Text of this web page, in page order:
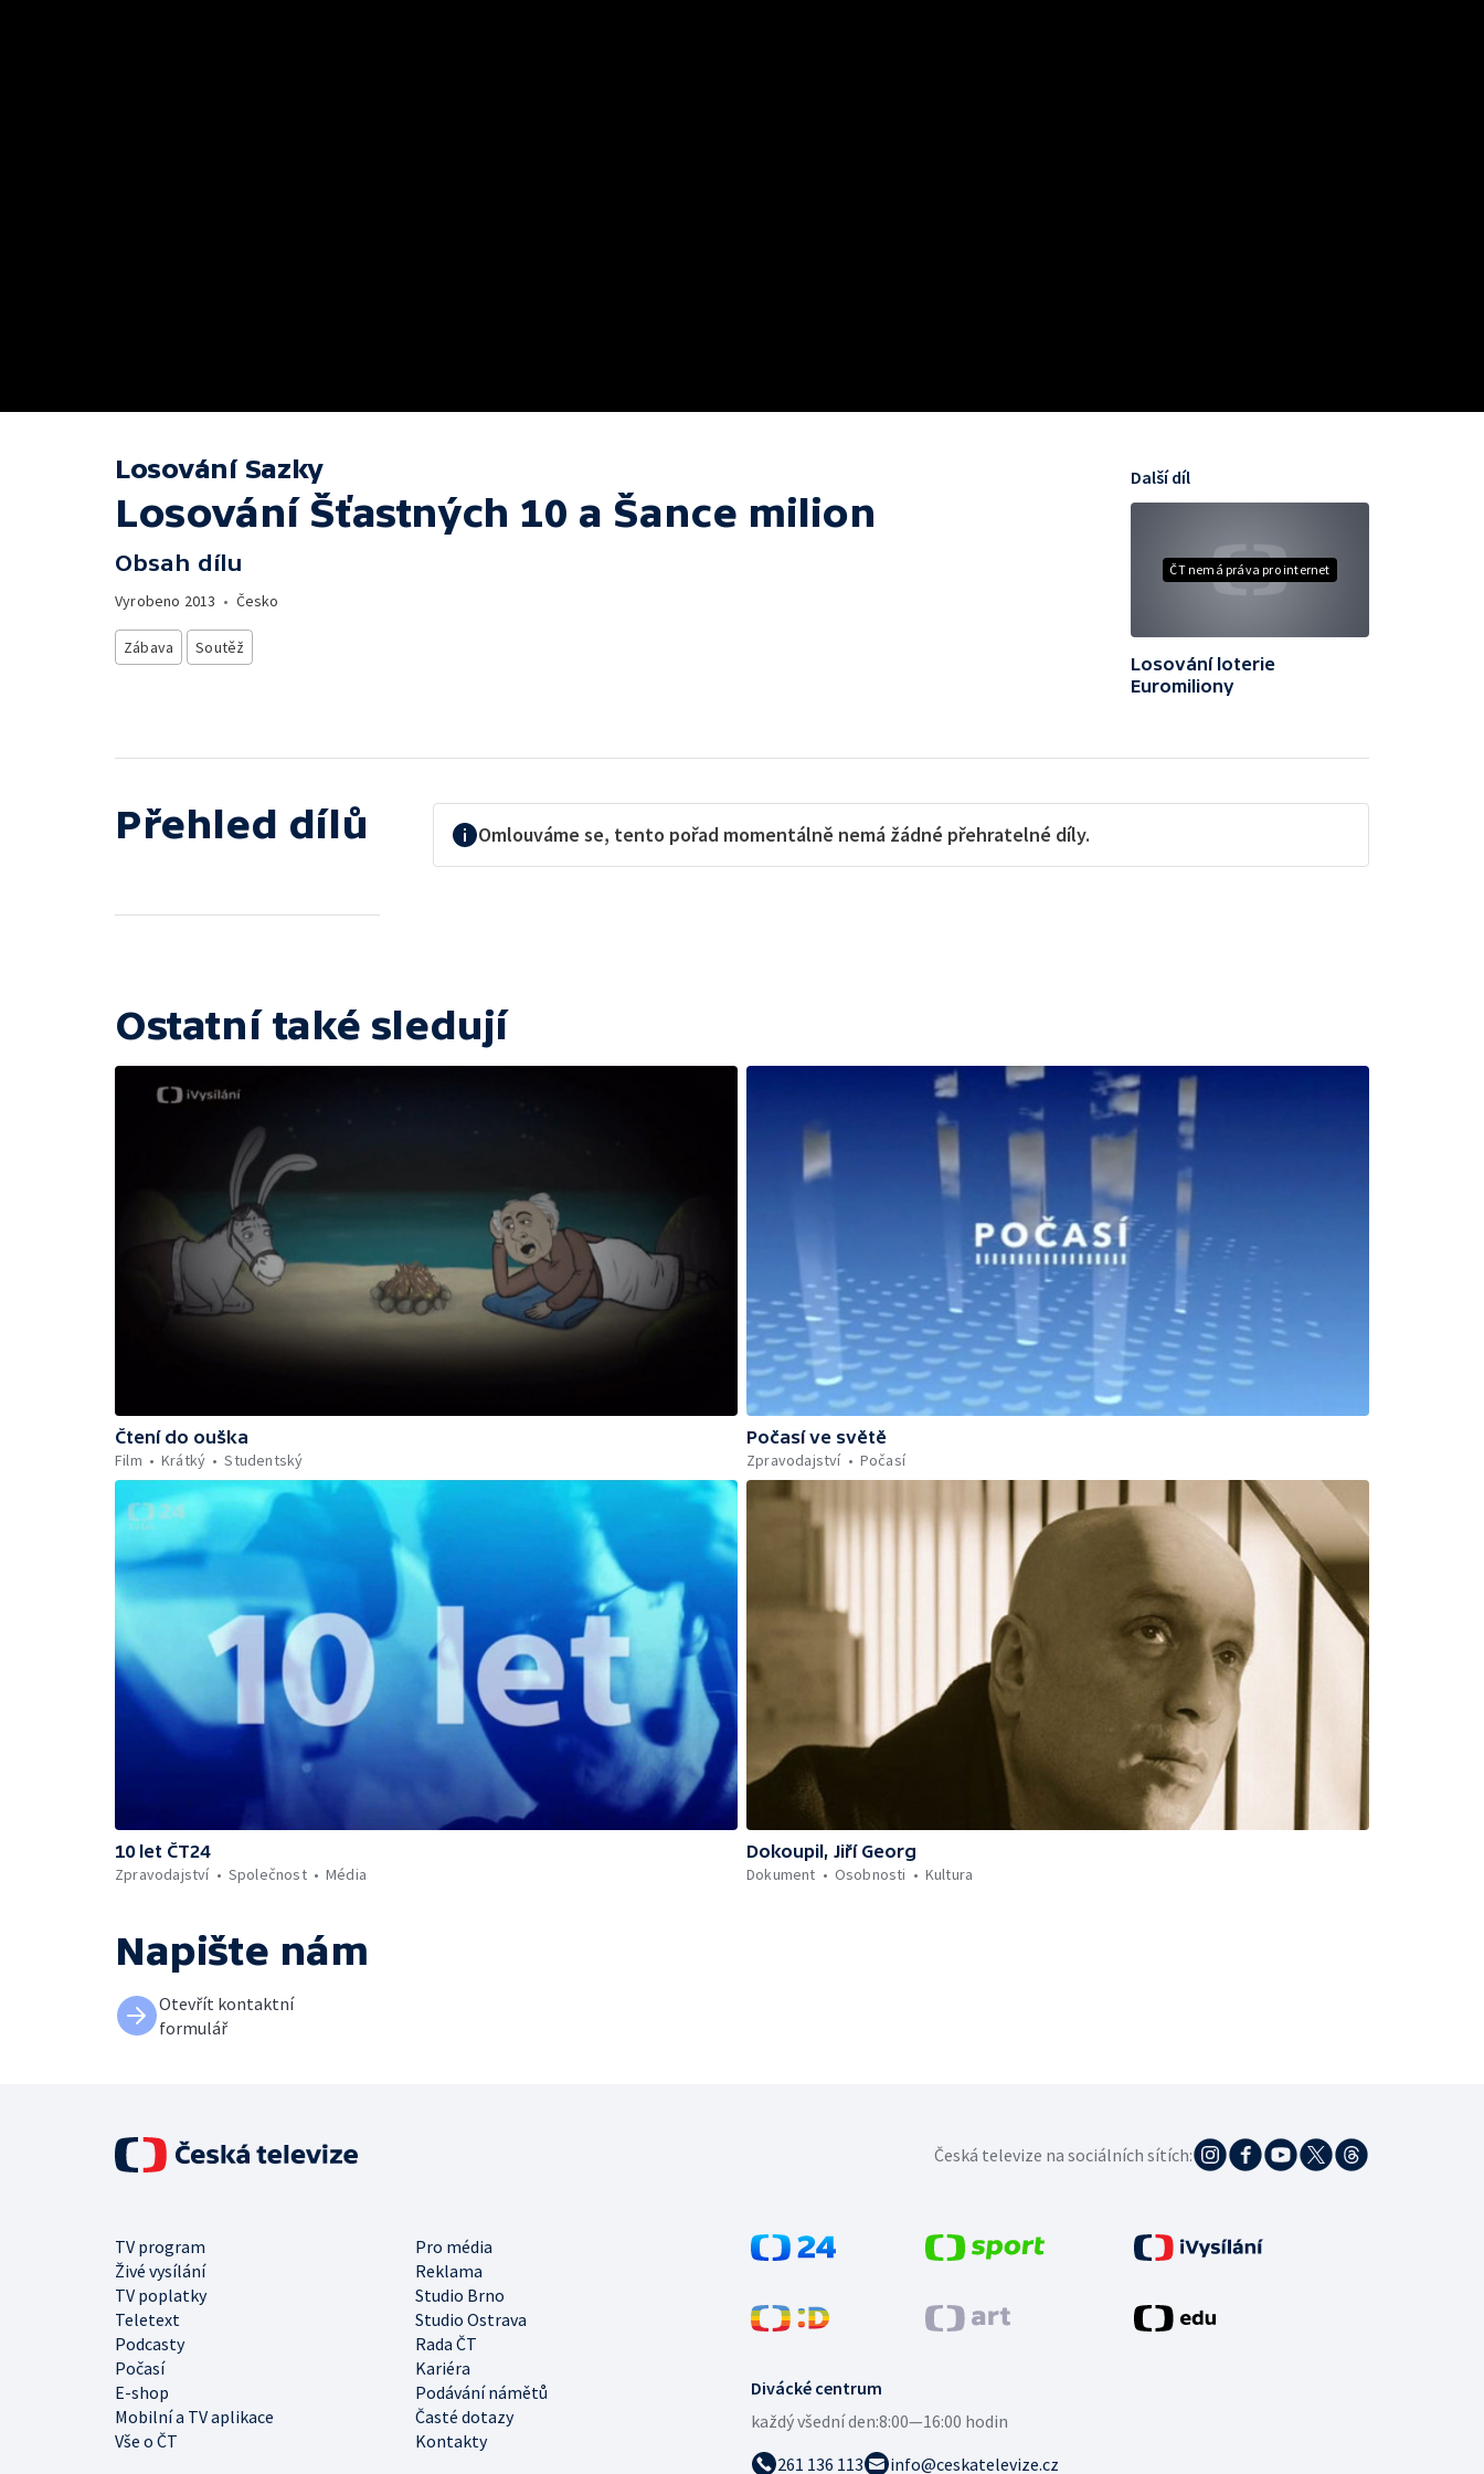
Losování Sazky
Losování Šťastných 10 a Šance milion
Obsah dílu
Vyrobeno 2013 • Česko
Zábava Soutěž
ČT nemá práva pro internet
Další díl
Losování loterie
Euromiliony
Přehled dílů Omlouváme se, tento pořad momentálně nemá žádné přehratelné díly.
Ostatní také sledují
Čtení do ouška
Film
Krátký Studentský
Počasí ve světě
Zpravodajství
Počasí
10 let ČT24
Zpravodajství
Společnost Média
Dokoupil, Jiří Georg
Dokument
Osobnosti Kultura
Napište nám
Otevřít kontaktní
formulář
Divácké centrum
každý všední den:8:00—16:00 hodin
261 136 113
info@ceskatelevize.cz
TV program
Pro média
Živé vysílání
Reklama
TV poplatky
Studio Brno
Teletext
Studio Ostrava
Podcasty
Rada ČT
Počasí
Kariéra
E-shop
Podávání námětů
Mobilní a TV aplikace
Časté dotazy
Vše o ČT
Kontakty
Česká televize na sociálních sítích: